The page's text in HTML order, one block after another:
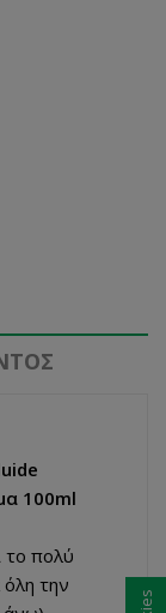
100ml
το πολύ
όλη την